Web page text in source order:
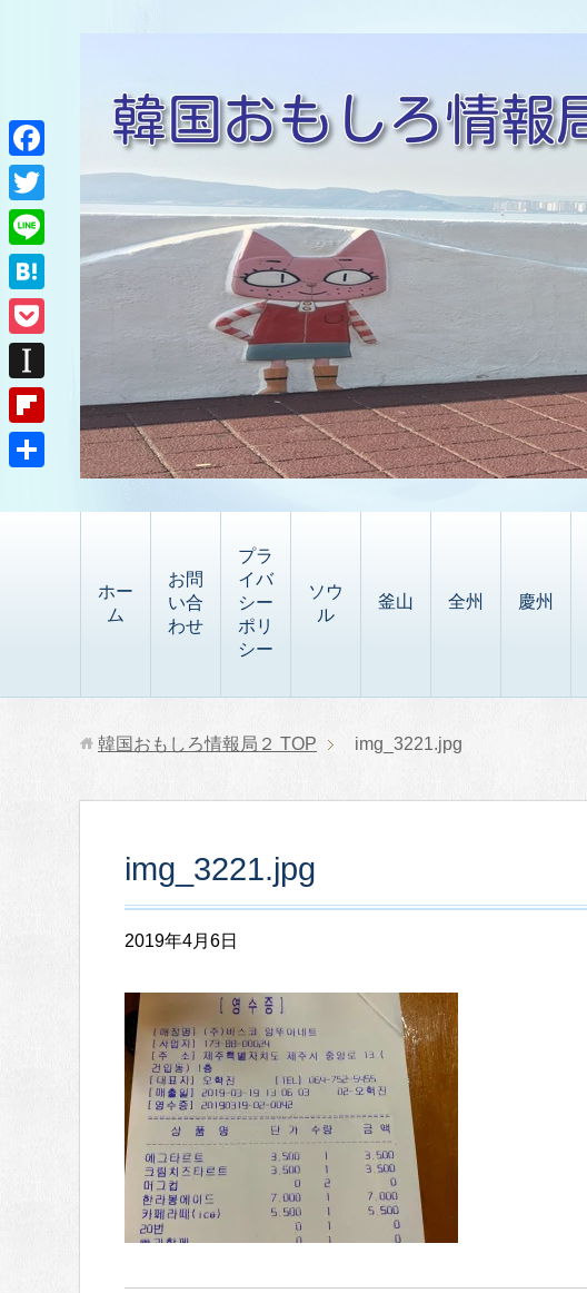
ホー
ム
お問
い合
わせ
プラ
イバ
シー
ポリ
シー
ソウ
ル
釜山 全州 慶州
韓国おもしろ情報局２ TOP img_3221.jpg
img_3221.jpg
2019年4月6日
F
a
c
e
b
o
o
k
T
w
i
e
r
L
i
n
H
a
t
e
n
P
o
c
k
I
n
s
F
i